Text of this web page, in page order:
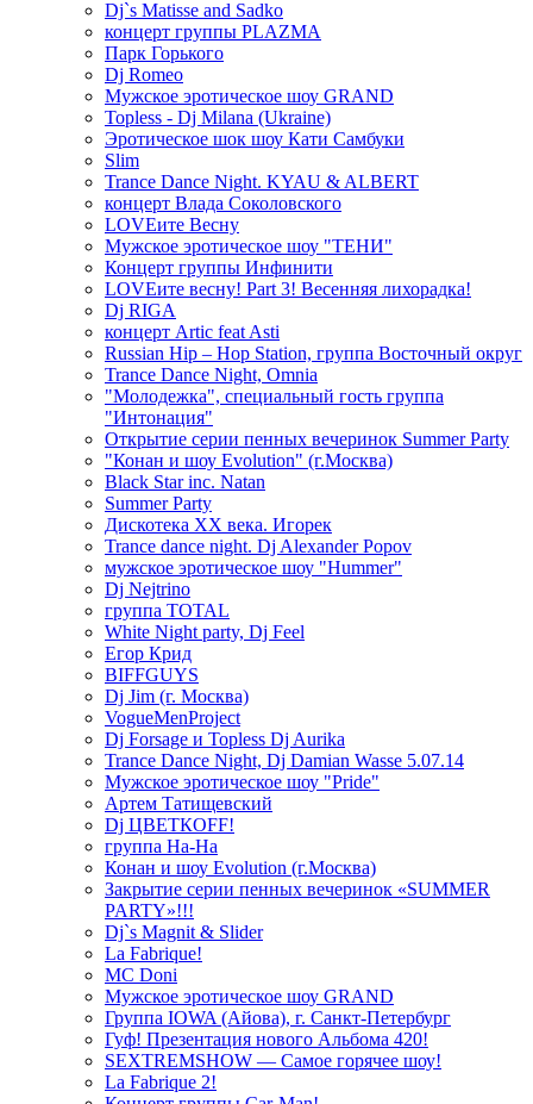
Dj`s Matisse and Sadko
концерт группы PLAZMA
Парк Горького
Dj Romeo
Мужское эротическое шоу GRAND
Topless - Dj Milana (Ukraine)
Эротическое шок шоу Кати Самбуки
Slim
Trance Dance Night. KYAU & ALBERT
концерт Влада Соколовского
LOVEите Весну
Мужское эротическое шоу "ТЕНИ"
Концерт группы Инфинити
LOVEите весну! Part 3! Весенняя лихорадка!
Dj RIGA
концерт Artic feat Asti
Russian Hip – Hop Station, группа Восточный округ
Trance Dance Night, Omnia
"Молодежка", специальный гость группа
"Интонация"
Открытие серии пенных вечеринок Summer Party
"Конан и шоу Evolution" (г.Москва)
Black Star inc. Natan
Summer Party
Дискотека ХХ века. Игорек
Trance dance night. Dj Alexander Popov
мужское эротическое шоу "Hummer"
Dj Nejtrino
группа TOTAL
White Night party, Dj Feel
Егор Крид
BIFFGUYS
Dj Jim (г. Москва)
VogueMenProject
Dj Forsage и Topless Dj Aurika
Trance Dance Night, Dj Damian Wasse 5.07.14
Мужское эротическое шоу "Pride"
Артем Татищевский
Dj ЦВЕТКOFF!
группа На-На
Конан и шоу Evolution (г.Москва)
Закрытие серии пенных вечеринок «SUMMER
PARTY»!!!
Dj`s Magnit & Slider
La Fabrique!
MC Doni
Мужское эротическое шоу GRAND
Группа IOWA (Айова), г. Санкт-Петербург
Гуф! Презентация нового Альбома 420!
SEXTREMSHOW — Самое горячее шоу!
La Fabrique 2!